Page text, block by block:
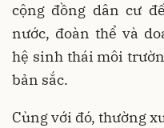
cộng đồng dân cư
nước, đoàn thể và
hệ sinh thái môi
bản sắc.
Cùng với đó, thường